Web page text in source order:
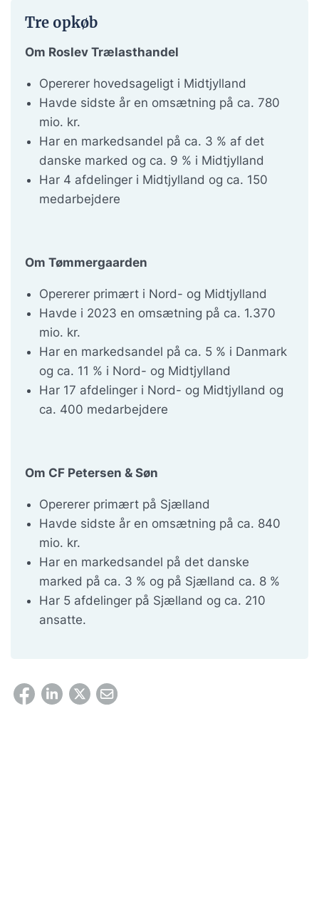
Tre opkøb
Om Roslev Trælasthandel
Opererer hovedsageligt i Midtjylland
Havde sidste år en omsætning på ca. 780
mio. kr.
Har en markedsandel på ca. 3 % af det
danske marked og ca. 9 % i Midtjylland
Har 4 afdelinger i Midtjylland og ca. 150
medarbejdere
Om Tømmergaarden
Opererer primært i Nord- og Midtjylland
Havde i 2023 en omsætning på ca. 1.370
mio. kr.
Har en markedsandel på ca. 5 % i Danmark
og ca. 11 % i Nord- og Midtjylland
Har 17 afdelinger i Nord- og Midtjylland og
ca. 400 medarbejdere
Om CF Petersen & Søn
Opererer primært på Sjælland
Havde sidste år en omsætning på ca. 840
mio. kr.
Har en markedsandel på det danske
marked på ca. 3 % og på Sjælland ca. 8 %
Har 5 afdelinger på Sjælland og ca. 210
ansatte.